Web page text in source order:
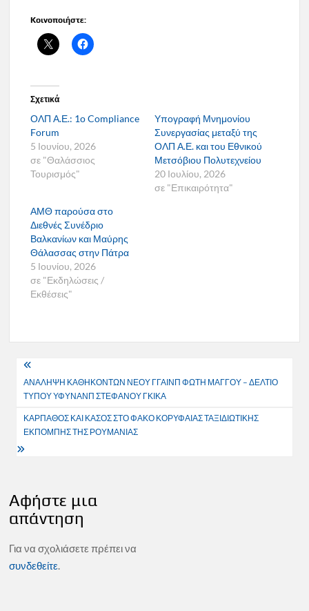
Κοινοποιήστε:
Σχετικά
ΟΛΠ Α.Ε.: 1ο Compliance
Forum
5 Ιουνίου, 2026
σε "Θαλάσσιος
Τουρισμός"
Υπογραφή Μνημονίου
Συνεργασίας μεταξύ της
ΟΛΠ Α.Ε. και του Εθνικού
Μετσόβιου Πολυτεχνείου
20 Ιουλίου, 2026
σε "Επικαιρότητα"
ΑΜΘ παρούσα στο
Διεθνές Συνέδριο
Βαλκανίων και Μαύρης
Θάλασσας στην Πάτρα
5 Ιουνίου, 2026
σε "Εκδηλώσεις /
Εκθέσεις"
Πλοήγηση
άρθρων
ΑΝΑΛΗΨΗ ΚΑΘΗΚΟΝΤΩΝ ΝΕΟΥ ΓΓΑΙΝΠ ΦΩΤΗ ΜΑΓΓΟΥ – ΔΕΛΤΙΟ
ΤΥΠΟΥ ΥΦΥΝΑΝΠ ΣΤΕΦΑΝΟΥ ΓΚΙΚΑ
ΚΑΡΠΑΘΟΣ ΚΑΙ ΚΑΣΟΣ ΣΤΟ ΦΑΚΟ ΚΟΡΥΦΑΙΑΣ ΤΑΞΙΔΙΩΤΙΚΗΣ
ΕΚΠΟΜΠΗΣ ΤΗΣ ΡΟΥΜΑΝΙΑΣ
Αφήστε μια
απάντηση
Για να σχολιάσετε πρέπει να
συνδεθείτε.